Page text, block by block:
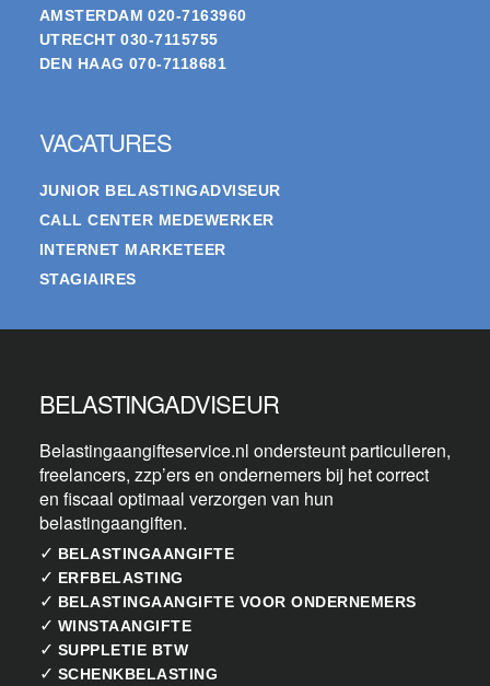
AMSTERDAM 020-7163960
UTRECHT 030-7115755
DEN HAAG 070-7118681
VACATURES
JUNIOR BELASTINGADVISEUR
CALL CENTER MEDEWERKER
INTERNET MARKETEER
STAGIAIRES
BELASTINGADVISEUR
Belastingaangifteservice.nl ondersteunt particulieren,
freelancers, zzp’ers en ondernemers bij het correct
en fiscaal optimaal verzorgen van hun
belastingaangiften.
✓ BELASTINGAANGIFTE
✓ ERFBELASTING
✓ BELASTINGAANGIFTE VOOR ONDERNEMERS
✓ WINSTAANGIFTE
✓ SUPPLETIE BTW
✓ SCHENKBELASTING